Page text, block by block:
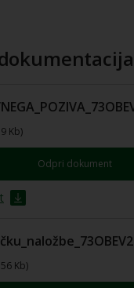
Kb)
Odpri dokument
Kb)